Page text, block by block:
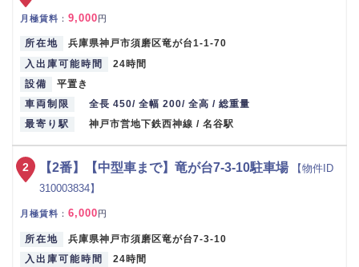
月極賃料 ： 9,000円
所在地
兵庫県神戸市須磨区竜が台1-1-70
入出庫可能時間
24時間
設備
平置き
車両制限
全長 450/ 全幅 200/ 全高 / 総重量
最寄り駅
神戸市営地下鉄西神線 / 名谷駅
【2番】【中型車まで】竜が台7-3-10駐車場
【物件ID
310003834】
月極賃料 ： 6,000 円
所在地
兵庫県神戸市須磨区竜が台7-3-10
入出庫可能時間
24時間
2